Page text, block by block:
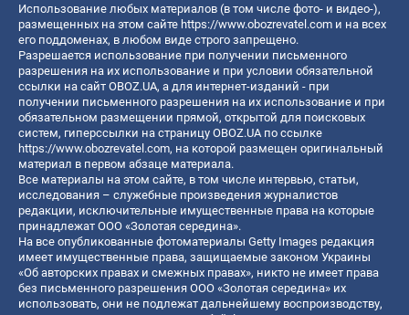
Использование любых материалов (в том числе фото- и видео-),
размещенных на этом сайте https://www.obozrevatel.com и на всех
его поддоменах, в любом виде строго запрещено.
Разрешается использование при получении письменного
разрешения на их использование и при условии обязательной
ссылки на сайт OBOZ.UA, а для интернет-изданий - при
получении письменного разрешения на их использование и при
обязательном размещении прямой, открытой для поисковых
систем, гиперссылки на страницу OBOZ.UA по ссылке
https://www.obozrevatel.com, на которой размещен оригинальный
материал в первом абзаце материала.
Все материалы на этом сайте, в том числе интервью, статьи,
исследования – служебные произведения журналистов
редакции, исключительные имущественные права на которые
принадлежат ООО «Золотая середина».
На все опубликованные фотоматериалы Getty Images редакция
имеет имущественные права, защищаемые законом Украины
«Об авторских правах и смежных правах», никто не имеет права
без письменного разрешения ООО «Золотая середина» их
использовать, они не подлежат дальнейшему воспроизводству,